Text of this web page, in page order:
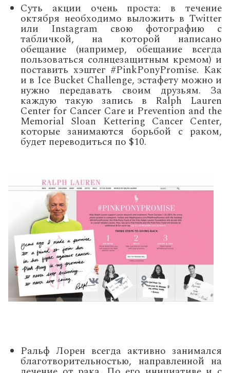
Суть акции очень проста: в течение
октября необходимо выложить в Twitter
или Instagram свою фотографию с
табличкой, на которой написано
обещание (например, обещание всегда
пользоваться солнцезащитным кремом) и
поставить хэштег #PinkPonyPromise. Как
и в Ice Bucket Challenge, эстафету можно и
нужно передавать своим друзьям. За
каждую такую запись в Ralph Lauren
Center for Cancer Care и Prevention and the
Memorial Sloan Kettering Cancer Center,
которые занимаются борьбой с раком,
будет переводиться по $10.
Ральф Лорен всегда активно занимался
благотворительностью, направленной на